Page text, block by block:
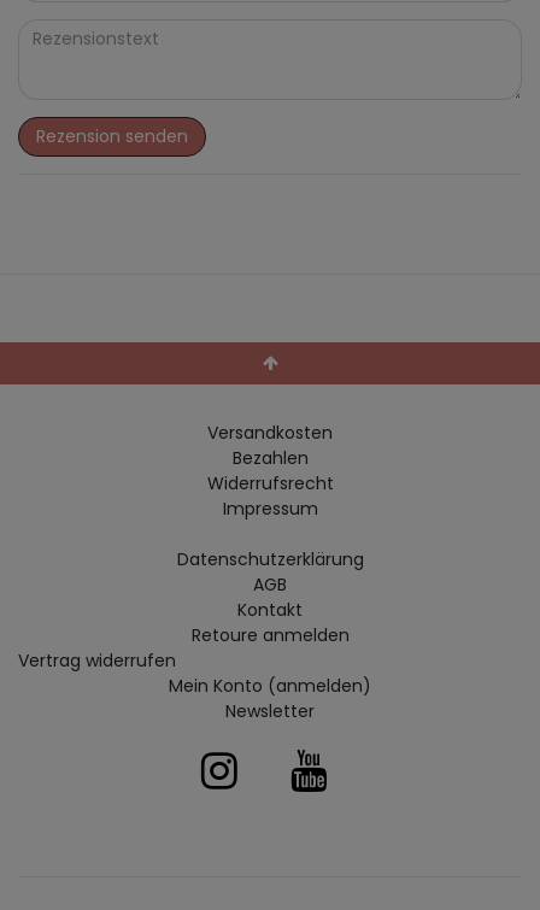
Rezension senden
Versandkosten
Bezahlen
Widerrufs­recht
Impressum
Daten­schutz­erklärung
AGB
Kontakt
Retoure anmelden
Vertrag widerrufen
Mein Konto (anmelden)
Newsletter